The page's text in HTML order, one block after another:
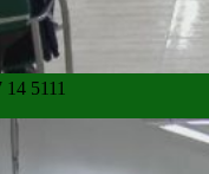
14 5111